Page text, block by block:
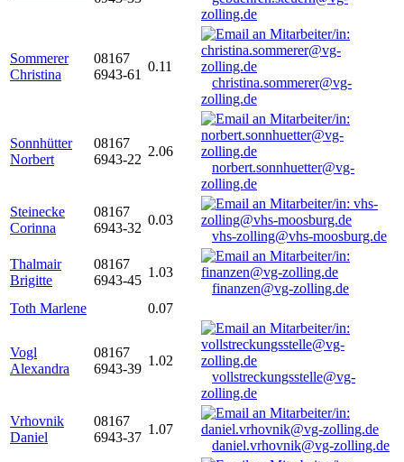
zolling.de
Sommerer
Christina
08167
6943-61
0.11
christina.sommerer@vg-
zolling.de
Sonnhütter
Norbert
08167
6943-22
2.06
norbert.sonnhuetter@vg-
zolling.de
Steinecke
Corinna
08167
6943-32
0.03
vhs-zolling@vhs-moosburg.de
Thalmair
Brigitte
08167
6943-45
1.03
finanzen@vg-zolling.de
Toth Marlene
0.07
Vogl
Alexandra
08167
6943-39
1.02
vollstreckungsstelle@vg-
zolling.de
Vrhovnik
Daniel
08167
6943-37
1.07
daniel.vrhovnik@vg-zolling.de